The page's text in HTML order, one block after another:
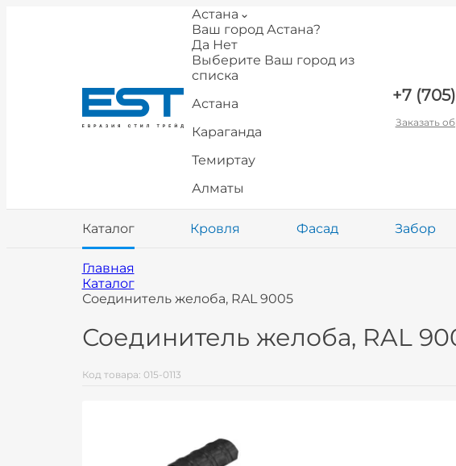
Астана
Ваш город Астана?
Да Нет
Выберите Ваш город из
списка
Астана
Караганда
Темиртау
Алматы
+7
Заказать
Каталог Кровля Фасад Забор
Главная
Каталог
Соединитель желоба, RAL 9005
Соединитель желоба, RAL
Код товара: 015-0113